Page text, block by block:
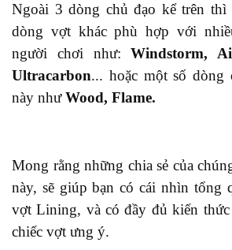
Ngoài 3 dòng chủ đạo kể trên thì
dòng vợt khác phù hợp với
người chơi như:Windstorm,
Ultracarbon... hoặc một số dòng
này nhưWood, Flame.
Mong rằng những chia sẻ của
này, sẽ giúp bạn có cái nhìn tổng
vợt Lining, và có đầy đủ kiến thức
chiếc vợt ưng ý.